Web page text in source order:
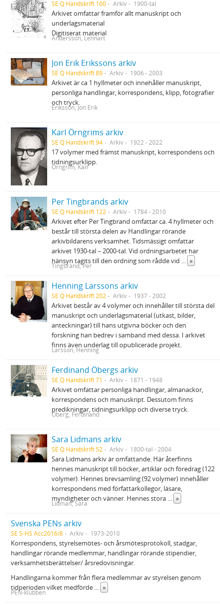
SE Q Handskrift 100 Arkiv 1900-tal
Arkivet omfattar framför allt manuskript och
underlagsmaterial
Digitiserat material
Andersson, Lennart
Jon Erik Erikssons arkiv
SE Q Handskrift 89 Arkiv 1906 - 2003
Arkivet är ca 1 hyllmeter och innehåller manuskript,
personliga handlingar, korrespondens, klipp, fotografier
och tryck.
Eriksson, Jon Erik
Karl Örngrims arkiv
SE Q Handskrift 94 Arkiv 1922 - 2022
17 volymer med främst manuskript, korrespondens och
tidningsurklipp.
Örngrim, Karl
Per Tingbrands arkiv
SE Q Handskrift 122 Arkiv 1784 - 2010
Arkivet efter Per Tingbrand omfattar ca. 4 hyllmeter och
består till största delen av Handlingar rörande
arkivbildarens verksamhet. Tidsmässigt omfattar
arkivet 1930-tal – 2000-tal. Vid ordningsarbetet har
hänsyn tagits till den ordning som rådde vid ... »
Tingbrand, Per
Henning Larssons arkiv
SE Q Handskrift 202 Arkiv 1937 - 2002
Arkivet består av 4 volymer och innehåller till största del
manuskript och underlagsmaterial (utkast, bilder,
anteckningar) till hans utgivna böcker och den
forskning han bedrev i samband med dessa. I arkivet
finns även underlag till opublicerade projekt.
Larsson, Henning
Ferdinand Öbergs arkiv
SE Q Handskrift 71 Arkiv 1871 - 1948
Arkivet omfattar personliga handlingar, almanackor,
korrespondens och manuskript. Dessutom finns
predikningar, tidningsurklipp och diverse tryck.
Öberg, Ferdinand
Sara Lidmans arkiv
SE Q Handskrift 52 Arkiv 1800-tal - 2004
Sara Lidmans arkiv är omfattande. Här återfinns
hennes manuskript till böcker, artiklar och föredrag (122
volymer). Hennes brevsamling (92 volymer) innehåller
korrespondens med författarkollegor, läsare,
myndigheter och vänner. Hennes stora ... »
Lidman, Sara
Svenska PENs arkiv
SE S-HS Acc2016/8 Arkiv 1973-2010
Korrespondens, styrelsemötes- och årsmötesprotokoll, stadgar,
handlingar rörande medlemmar, handlingar rörande stipendier,
verksamhetsberättelser/ årsredovisningar.
Handlingarna kommer från flera medlemmar av styrelsen genom
tidperioden vilket medförde ... »
PEN-klubben